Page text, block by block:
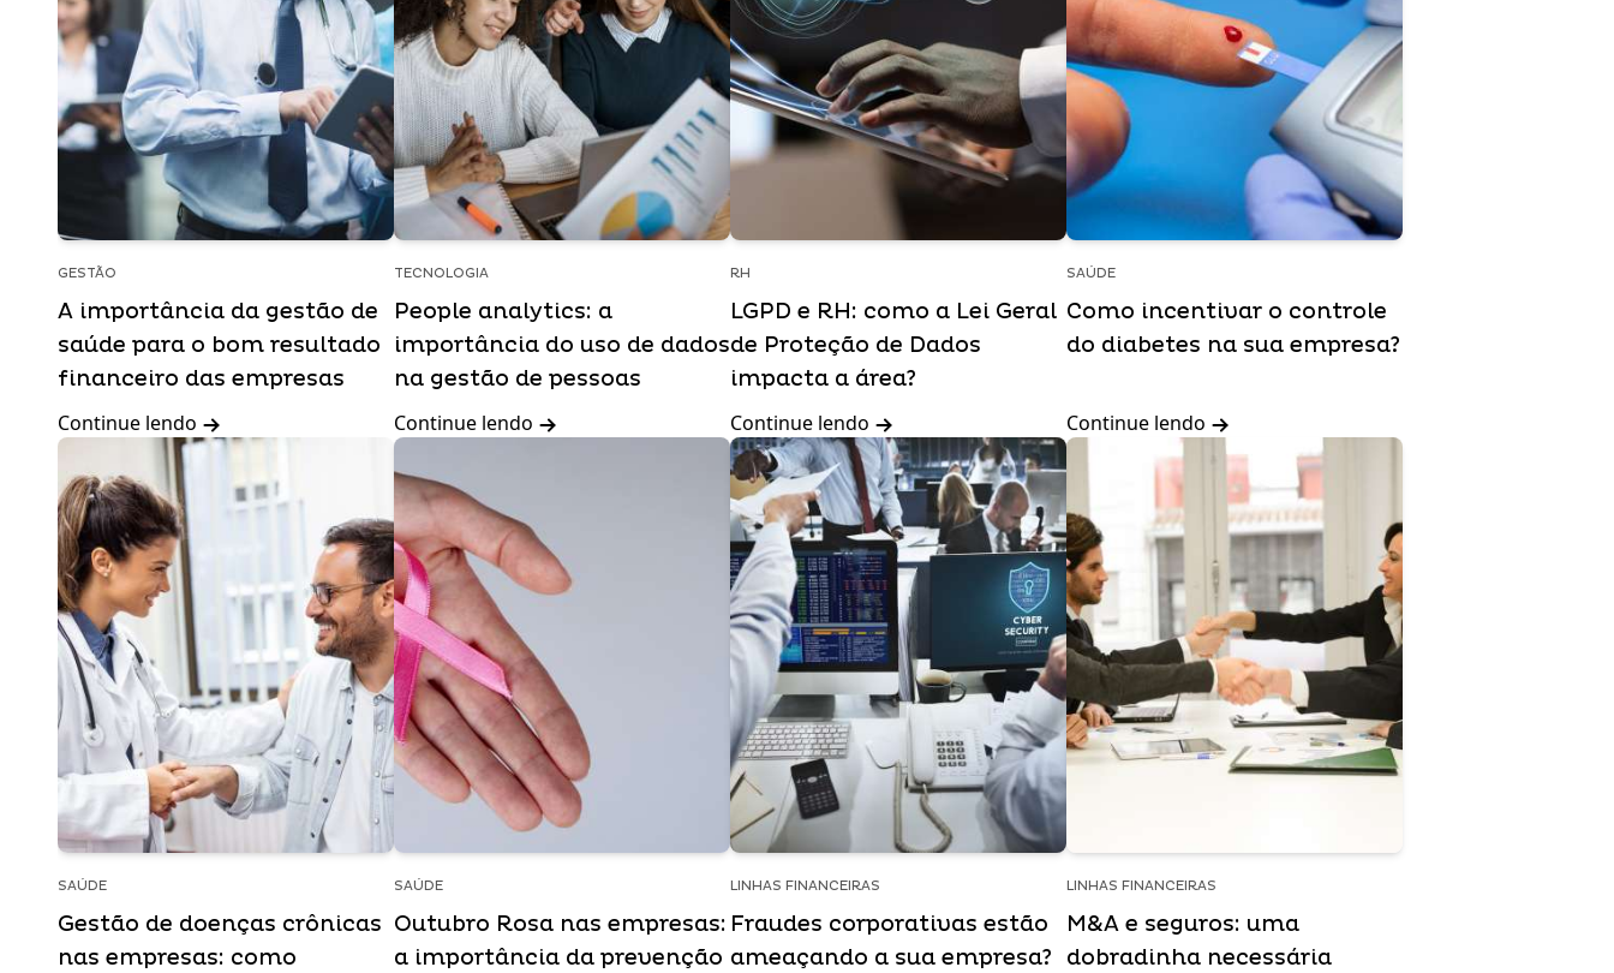
GESTÃO
A importância da gestão de
saúde para o bom resultado
financeiro das empresas
Continue lendo
TECNOLOGIA
People analytics: a
importância do uso de dados
na gestão de pessoas
Continue lendo
RH
LGPD e RH: como a Lei Geral
de Proteção de Dados
impacta a área?
Continue lendo
SAÚDE
Como incentivar o controle
do diabetes na sua empresa?
Continue lendo
SAÚDE
Gestão de doenças crônicas
nas empresas: como
SAÚDE
Outubro Rosa nas empresas:
a importância da prevenção
LINHAS FINANCEIRAS
Fraudes corporativas estão
ameaçando a sua empresa?
LINHAS FINANCEIRAS
M&A e seguros: uma
dobradinha necessária